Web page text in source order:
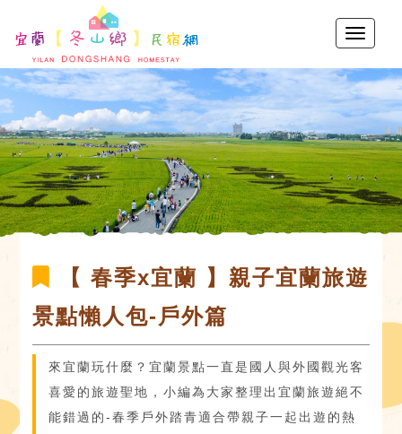
【 春季x宜蘭 】親子宜蘭旅遊
景點懶人包-戶外篇
來宜蘭玩什麼？宜蘭景點一直是國人與外國觀光客
喜愛的旅遊聖地，小編為大家整理出宜蘭旅遊絕不
能錯過的-春季戶外踏青適合帶親子一起出遊的熱